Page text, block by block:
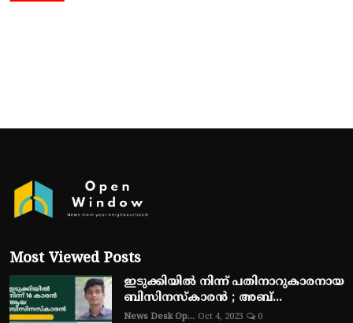
Most Viewed Posts
ഇടുക്കിയിൽ നിന്ന് പതിനാറുകാരനായ
ബിസിനസ്‌കാരൻ ; അബ്...
News Desk Op... Oct 4, 2023 0